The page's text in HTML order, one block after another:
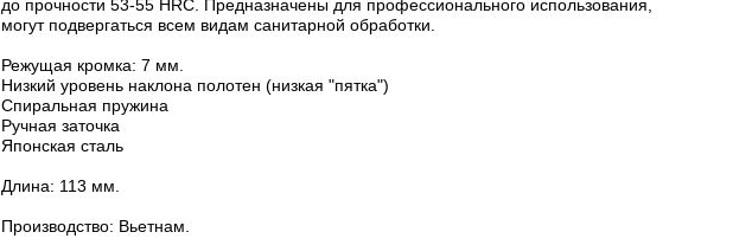
до прочности 53-55 HRC. Предназначены для профессионального использования,
могут подвергаться всем видам санитарной обработки.
Режущая кромка: 7 мм.
Низкий уровень наклона полотен (низкая "пятка")
Cпиральная пружина
Ручная заточка
Японская сталь
Длина: 113 мм.
Производство: Вьетнам.